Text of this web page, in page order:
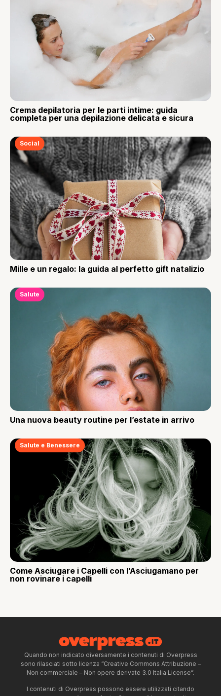
Crema depilatoria per le parti intime: guida
completa per una depilazione delicata e sicura
Social
Mille e un regalo: la guida al perfetto gift natalizio
Salute
Una nuova beauty routine per l’estate in arrivo
Salute e Benessere
Come Asciugare i Capelli con l’Asciugamano per
non rovinare i capelli
Quando non indicato diversamente i contenuti di Overpress
sono rilasciati sotto licenza “Creative Commons Attribuzione –
Non commerciale – Non opere derivate 3.0 Italia License”.
I contenuti di Overpress possono essere utilizzati citando